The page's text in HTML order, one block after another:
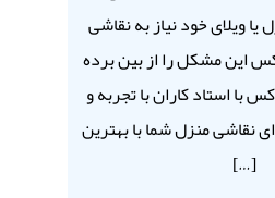
ویلای خود نیاز به نقاشی
این مشکل را از بین برده
با استاد کاران با تجربه و
نقاشی منزل شما با بهترین
[…]